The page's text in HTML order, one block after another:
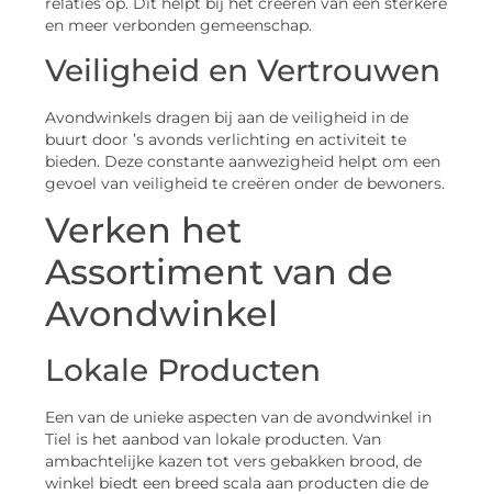
relaties op. Dit helpt bij het creëren van een sterkere
en meer verbonden gemeenschap.
Veiligheid en Vertrouwen
Avondwinkels dragen bij aan de veiligheid in de
buurt door ’s avonds verlichting en activiteit te
bieden. Deze constante aanwezigheid helpt om een
gevoel van veiligheid te creëren onder de bewoners.
Verken het
Assortiment van de
Avondwinkel
Lokale Producten
Een van de unieke aspecten van de avondwinkel in
Tiel is het aanbod van lokale producten. Van
ambachtelijke kazen tot vers gebakken brood, de
winkel biedt een breed scala aan producten die de